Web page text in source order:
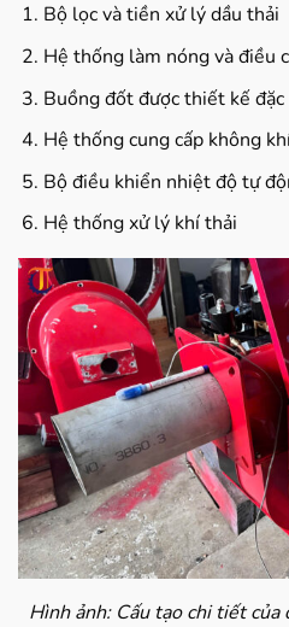
Bộ lọc và tiền xử lý dầu thải
Hệ thống làm nóng và điều
Buồng đốt được thiết kế
Hệ thống cung cấp không
Bộ điều khiển nhiệt độ tự
Hệ thống xử lý khí thải
Hình ảnh: Cấu tạo chi tiết của